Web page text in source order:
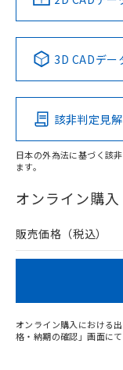
Pb
在庫等で未対応品
問い合わせくださ
3D CADデー
該非判定見
日本の外為法に基づく該
ます。
オンライン購入
販売価格（税込）
オンライン購入における
格・納期の確認」画面に